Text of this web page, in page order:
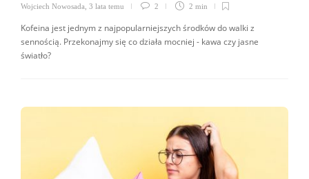
Wojciech Nowosada, 3 lata temu 2 2 min
Kofeina jest jednym z najpopularniejszych środków do walki z
sennością. Przekonajmy się co działa mocniej - kawa czy jasne
światło?